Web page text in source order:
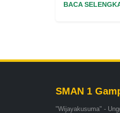
BACA
SMAN 1
"Wijayakusuma" -